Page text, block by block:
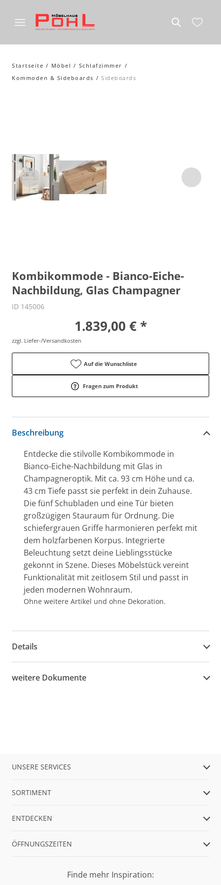
Startseite Möbel
Schlafzimmer
Kommoden & Sideboards
Sideboards
Kombikommode - Bianco-Eiche-
Nachbildung, Glas Champagner
ID 145006
1.839,00 € *
zzgl. Liefer-/Versandkosten
Auf die Wunschliste
Fragen zum Produkt
Beschreibung
Entdecke die stilvolle Kombikommode in
Bianco-Eiche-Nachbildung mit Glas in
Champagneroptik. Mit ca. 93 cm Höhe und ca.
43 cm Tiefe passt sie perfekt in dein Zuhause.
Die fünf Schubladen und eine Tür bieten
großzügigen Stauraum für Ordnung. Die
schiefergrauen Griffe harmonieren perfekt mit
dem holzfarbenen Korpus. Integrierte
Beleuchtung setzt deine Lieblingsstücke
gekonnt in Szene. Dieses Möbelstück vereint
Funktionalität mit zeitlosem Stil und passt in
jeden modernen Wohnraum.
Ohne weitere Artikel und ohne Dekoration.
Details
weitere Dokumente
UNSERE SERVICES
SORTIMENT
ENTDECKEN
ÖFFNUNGSZEITEN
Finde mehr Inspiration: